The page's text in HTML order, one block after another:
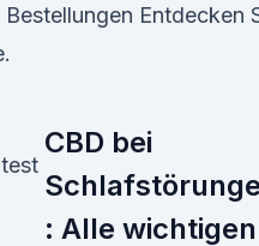
Entdecken
CBD bei
: Alle wichtigen